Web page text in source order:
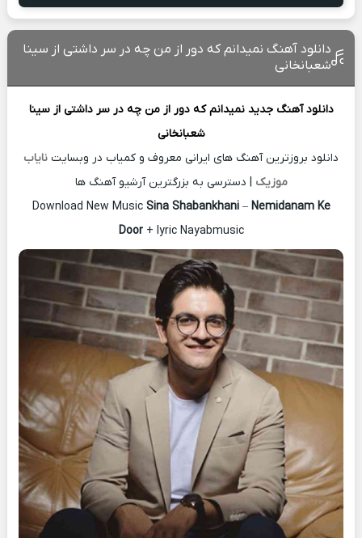
دانلود آهنگ نمیدانم که دور از من چه در سر داشتی از سینا
شعبانخانی
دانلود آهنگ جدید نمیدانم که دور از من چه در سر داشتی ازسینا
شعبانخانی
دانلود بروزترین آهنگ های ایرانی معروف و کمیاب در وبسایت نایاب
موزیک | دسترسی به بزرگترین آرشیو آهنگ ها
Download New Music Sina Shabankhani– Nemidanam Ke
Door+ lyric Nayabmusic